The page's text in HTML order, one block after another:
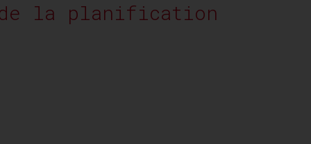
de la planification